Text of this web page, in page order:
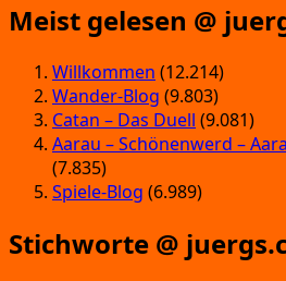
Meist gelesen @
Willkommen (12.214)
Wander-Blog (9.803)
Catan – Das Duell (9.081)
Aarau – Schönenwerd –
(7.835)
Spiele-Blog (6.989)
Stichworte @